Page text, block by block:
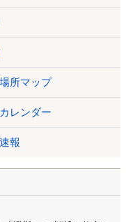
所マップ
レンダー
報